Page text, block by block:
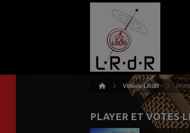
Vidéos LRdR
PLAYER ET VOTES